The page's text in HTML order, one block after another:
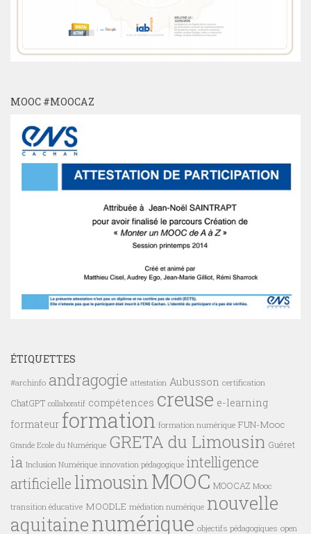
MOOC #MOOCAZ
ÉTIQUETTES
#archinfo andragogie attestation Aubusson certification
ChatGPT collaboratif compétences creuse e-learning
formateur formation formation numérique FUN-Mooc
Grande Ecole du Numérique GRETA du Limousin Guéret
ia Inclusion Numérique innovation pédagogique intelligence
artificielle limousinMOOC MOOCAZ Mooc
transition éducative MOODLE médiation numérique nouvelle
aquitainenumérique objectifs pédagogiques open